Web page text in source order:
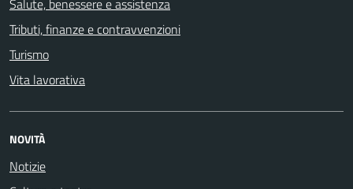
Salute, benessere e assistenza
Tributi, finanze e contravvenzioni
Turismo
Vita lavorativa
NOVITÀ
Notizie